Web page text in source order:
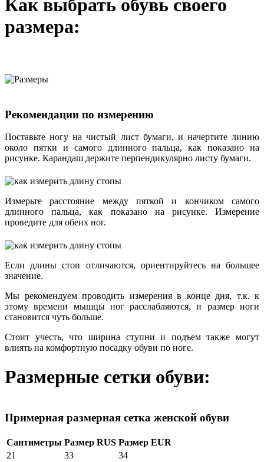
Как выбрать обувь своего
размера:
Рекомендации по измерению
Поставьте ногу на чистый лист бумаги, и начертите линию
около пятки и самого длинного пальца, как показано на
рисунке. Карандаш держите перпендикулярно листу бумаги.
Измерьте расстояние между пяткой и кончиком самого
длинного пальца, как показано на рисунке. Измерение
проведите для обеих ног.
Если длины стоп отличаются, ориентируйтесь на большее
значение.
Мы рекомендуем проводить измерения в конце дня, т.к. к
этому времени мышцы ног расслабляются, и размер ноги
становится чуть больше.
Стоит учесть, что ширина ступни и подъем также могут
влиять на комфортную посадку обуви по ноге.
Размерные сетки обуви:
Примерная размерная сетка женской обуви
Сантиметры Размер RUS Размер EUR
21
33
34